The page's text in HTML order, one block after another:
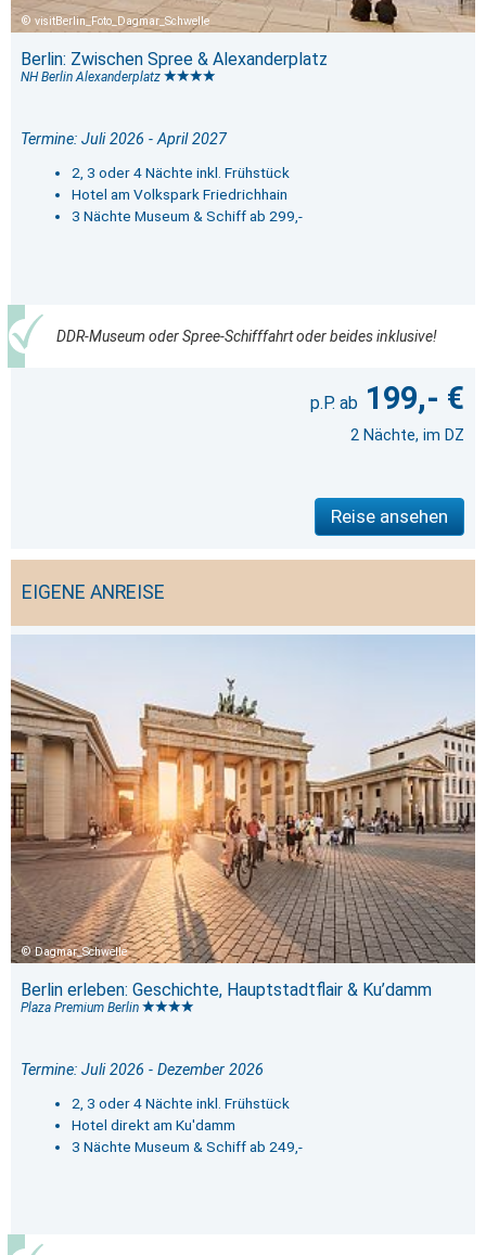
visitBerlin_Foto_Dagmar_Schwelle
Berlin: Zwischen Spree & Alexanderplatz
NH Berlin Alexanderplatz
Termine: Juli 2026 - April 2027
2, 3 oder 4 Nächte inkl. Frühstück
Hotel am Volkspark Friedrichhain
3 Nächte Museum & Schiff ab 299,-
DDR-Museum oder Spree-Schifffahrt oder beides inklusive!
199,- €
2 Nächte, im DZ
Reise ansehen
EIGENE ANREISE
Dagmar_Schwelle
Berlin erleben: Geschichte, Hauptstadtflair & Ku’damm
Plaza Premium Berlin
Termine: Juli 2026 - Dezember 2026
2, 3 oder 4 Nächte inkl. Frühstück
Hotel direkt am Ku'damm
3 Nächte Museum & Schiff ab 249,-